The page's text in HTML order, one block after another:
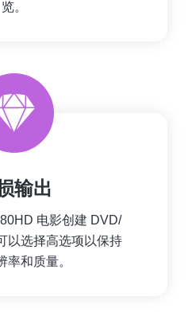
览。
输出
电影创建 DVD/
以选择高选项以保持
率和质量。